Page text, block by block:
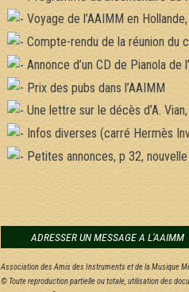
Voyage de l’AAIMM en
Compte-rendu de la réunion du
Annonce d’un CD de Pianola de
Prix des pubs dans l’AAIMM
Une lettre sur le décès d’A.
Infos diverses (carré Hermès
Petites annonces, p 32,
ADRESSER UN MESSAGE A L'AAIMM
Association des Amis des Instruments et de la Musique
© Toute reproduction partielle ou totale, utilisation des